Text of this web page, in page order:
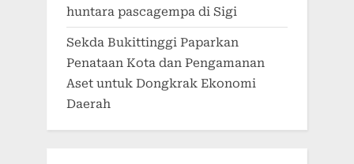
huntara pascagempa di Sigi
Sekda Bukittinggi Paparkan
Penataan Kota dan Pengamanan
Aset untuk Dongkrak Ekonomi
Daerah